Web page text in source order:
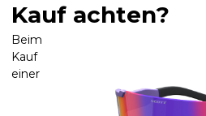
Kauf achten?
Beim
Kauf
einer